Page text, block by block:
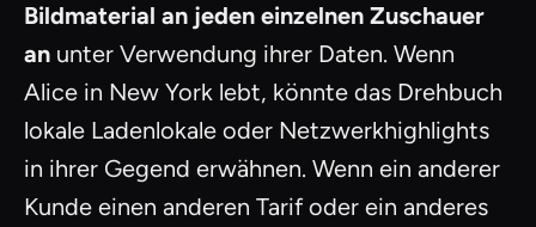
Bildmaterial an jeden einzelnen Zuschauer
an unter Verwendung ihrer Daten. Wenn
Alice in New York lebt, könnte das Drehbuch
lokale Ladenlokale oder Netzwerkhighlights
in ihrer Gegend erwähnen. Wenn ein anderer
Kunde einen anderen Tarif oder ein anderes